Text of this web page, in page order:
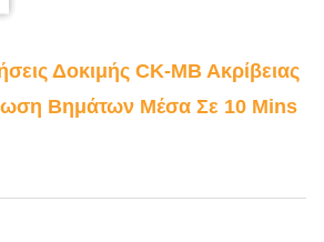
Δοκιμής CK-ΜΒ Ακρίβειας
Βημάτων Μέσα Σε 10 Mins